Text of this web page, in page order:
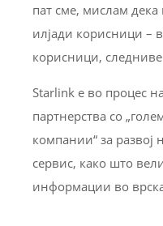
пат сме, мислам
илјади корисници –
корисници, следниве
Starlink е во процес
партнерства со
компании“ за развој
сервис, како што
информации во